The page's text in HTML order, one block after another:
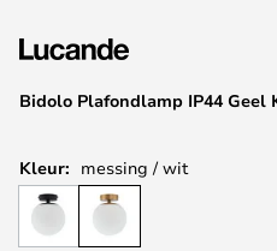
de
gallerij
Bidolo Plafondlamp IP44 Geel
Kleur: messing / wit